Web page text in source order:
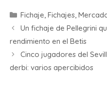
Fichaje, Fichajes,
Un fichaje de Pellegrini
rendimiento en el Betis
Cinco jugadores del
derbi: varios apercibidos